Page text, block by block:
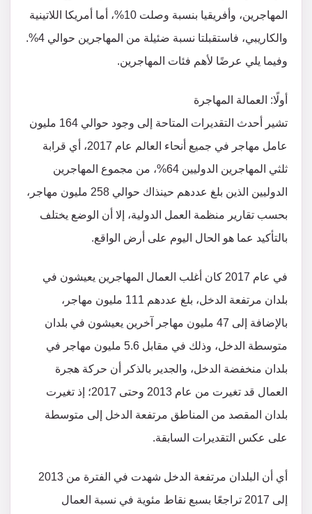
المهاجرين، وأفريقيا بنسبة وصلت 10%، أما أمريكا اللاتينية
والكاريبي، فاستقبلتا نسبة ضئيلة من المهاجرين حوالي 4%.
وفيما يلي عرضًا لأهم فئات المهاجرين.
أولًا: العمالة المهاجرة
تشير أحدث التقديرات المتاحة إلى وجود حوالي 164 مليون
عامل مهاجر في جميع أنحاء العالم عام 2017، أي قرابة
ثلثي المهاجرين الدوليين 64%، من مجموع المهاجرين
الدوليين الذين بلغ عددهم حينذاك حوالي 258 مليون مهاجر،
بحسب تقارير منظمة العمل الدولية، إلا أن الوضع يختلف
بالتأكيد عما هو الحال اليوم على أرض الواقع.
في عام 2017 كان أغلب العمال المهاجرين يعيشون في
بلدان مرتفعة الدخل، بلغ عددهم 111 مليون مهاجر،
بالإضافة إلى 47 مليون مهاجر آخرين يعيشون في بلدان
متوسطة الدخل، وذلك في مقابل 5.6 مليون مهاجر في
بلدان منخفضة الدخل، والجدير بالذكر أن حركة هجرة
العمال قد تغيرت من عام 2013 وحتى 2017؛ إذ تغيرت
بلدان المقصد من المناطق مرتفعة الدخل إلى متوسطة
على عكس التقديرات السابقة.
أي أن البلدان مرتفعة الدخل شهدت في الفترة من 2013
إلى 2017 تراجعًا بسبع نقاط مئوية في نسبة العمال